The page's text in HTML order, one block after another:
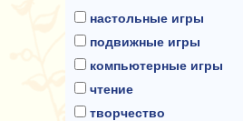
настольные игры
подвижные игры
компьютерные игры
чтение
творчество